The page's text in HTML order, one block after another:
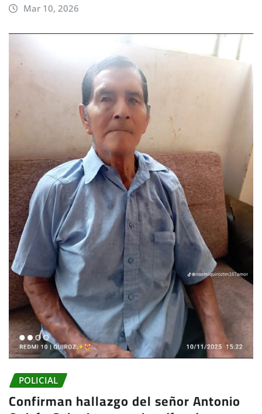
Mar 10, 2026
POLICIAL
Confirman hallazgo del señor Antonio